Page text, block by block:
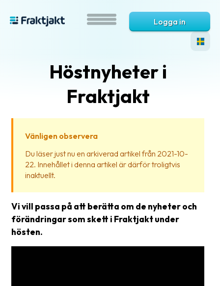
är
Fraktjakt?
Hjälp?
Vanliga
frågor
&
svar
Logga in
Höstnyheter i
Fraktjakt
Vänligen observera
Du läser just nu en arkiverad artikel från 2021-10-
22. Innehållet i denna artikel är därför troligtvis
inaktuellt.
Vi vill passa på att berätta om de nyheter och
förändringar som skett i Fraktjakt under
hösten.